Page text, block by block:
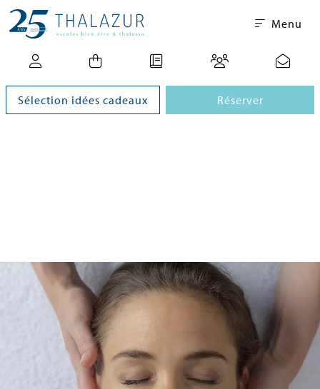
Menu
Sélection idées cadeaux Réserver